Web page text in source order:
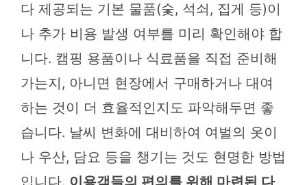
다 제공되는 기본 물품(숯, 석쇠, 집게 등)이
나 추가 비용 발생 여부를 미리 확인해야 합
니다. 캠핑 용품이나 식료품을 직접 준비해
가는지, 아니면 현장에서 구매하거나 대여
하는 것이 더 효율적인지도 파악해두면 좋
습니다. 날씨 변화에 대비하여 여벌의 옷이
나 우산, 담요 등을 챙기는 것도 현명한 방법
입니다. 이용객들의 편의를 위해 마련된 다